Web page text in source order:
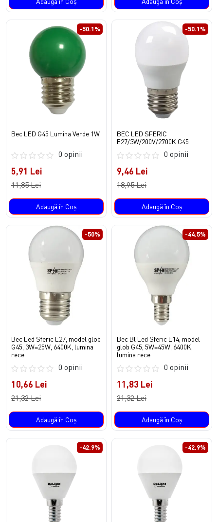
-50.1%
Bec LED G45 Lumina Verde 1W
0 opinii
5,91 Lei
11,85 Lei
Adaugă în Coş
-50.1%
BEC LED SFERIC
E27/3W/200V/2700K G45
0 opinii
9,46 Lei
18,95 Lei
Adaugă în Coş
-50%
Bec Led Sferic E27, model glob
G45, 3W=25W, 6400K, lumina
rece
0 opinii
10,66 Lei
21,32 Lei
Adaugă în Coş
-44.5%
Bec Bl Led Sferic E14, model
glob G45, 5W=45W, 6400K,
lumina rece
0 opinii
11,83 Lei
21,32 Lei
Adaugă în Coş
-42.9% -42.9%